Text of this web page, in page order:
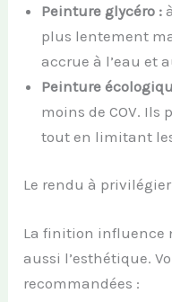
Peinture glycéro :
plus lentement
accrue à l’eau et
Peinture
moins de COV. Ils
tout en limitant
Le rendu à privilégier
La finition influence
aussi l’esthétique.
recommandées :